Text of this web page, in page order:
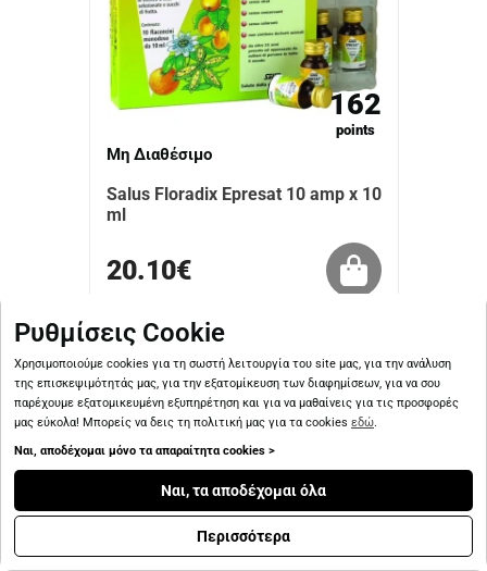
162
points
Μη Διαθέσιμο
Salus Floradix Epresat 10 amp x 10
ml
20.10€
Ρυθμίσεις Cookie
Χρησιμοποιούμε cookies για τη σωστή λειτουργία του site μας, για την ανάλυση
της επισκεψιμότητάς μας, για την εξατομίκευση των διαφημίσεων, για να σου
παρέχουμε εξατομικευμένη εξυπηρέτηση και για να μαθαίνεις για τις προσφορές
μας εύκολα! Μπορείς να δεις τη πολιτική μας για τα cookies εδώ.
Ναι, αποδέχομαι μόνο τα απαραίτητα cookies >
Ναι, τα αποδέχομαι όλα
Περισσότερα